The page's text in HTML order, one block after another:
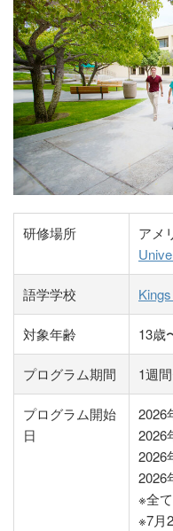
研修場所 アメ
語学学校
対象年齢 13歳
プログラム期間 1週
プログラム開始
日
2026
2026
2026
2026
※全
※7月